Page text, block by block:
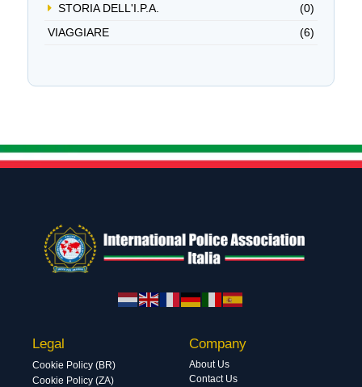
STORIA DELL'I.P.A.
(0)
VIAGGIARE
(6)
Legal
Cookie Policy (BR)
Cookie Policy (ZA)
Company
About Us
Contact Us